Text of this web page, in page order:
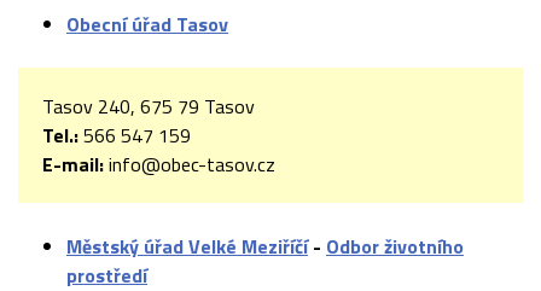
Obecní úřad Tasov
Tasov 240, 675 79 Tasov
Tel.:566 547 159
E-mail:info@obec-tasov.cz
Městský úřad Velké Meziříčí- Odbor životního
prostředí